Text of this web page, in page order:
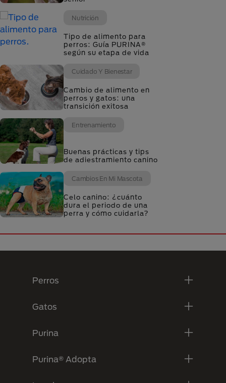
Nutrición
Tipo de alimento para
perros: Guía PURINA®
según su etapa de vida
Cuidado Y Bienestar
Cambio de alimento en
perros y gatos: una
transición exitosa
Entrenamiento
Buenas prácticas y tips
de adiestramiento canino
Cambios En Mi Mascota
Celo canino: ¿cuánto
dura el periodo de una
perra y cómo cuidarla?
Perros
Gatos
Purina
Purina® Adopta